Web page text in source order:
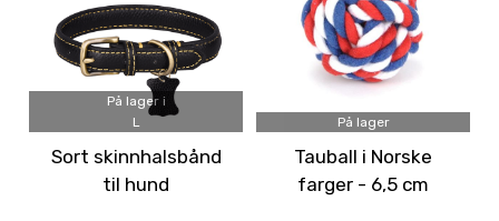
På lager i
L
Sort skinnhalsbånd
til hund
På lager
Tauball i Norske
farger - 6,5 cm